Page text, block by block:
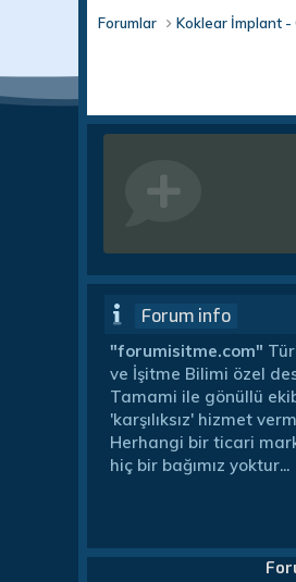
Forumlar Koklear İmplant -
Forum info
"forumisitme.com"
ve İşitme Bilimi özel
Tamami ile gönüllü
'karşılıksız' hizmet
Herhangi bir ticari
hiç bir bağımız yoktur...